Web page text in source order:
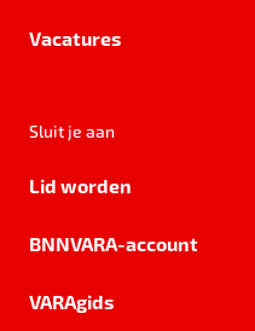
Vacatures
Sluit je aan
Lid worden
BNNVARA-account
VARAgids